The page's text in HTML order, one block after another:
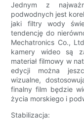
Jednym z
podwodnych jest
jaki filtry wody
tendencję do
Mechatronics Co.,
kamery wideo są
materiał filmowy w
edycji można
wizualne,
finalny film będzie
życia morskiego i
Stabilizacja: